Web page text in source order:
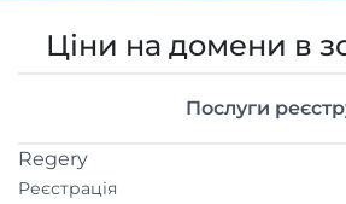
Ціни на домени в
Послуги
Regery
Реєстрація